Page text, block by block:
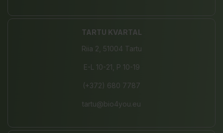
TARTU KVARTAL
Riia 2, 51004 Tartu
E-L 10-21, P 10-19
(+372) 680 7787
tartu@bio4you.eu